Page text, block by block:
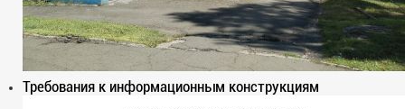
Требования к информационным конструкциям